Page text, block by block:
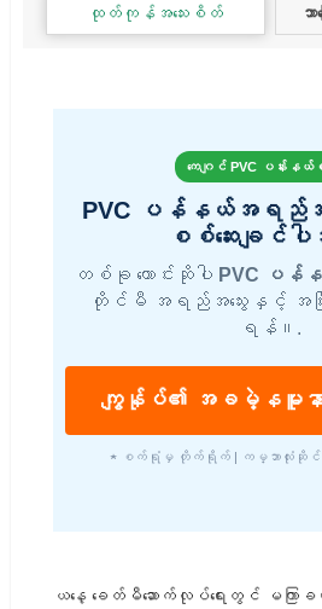
ထုတ်ကုန်အသေးစိတ်
ဘ
ကေဂျင် PVC ပန်းန
PVC ပန်နယ်အရည်
စစ်ဆေးချင်ပါ
တစ်ခု တောင်းဆိုပါ PVC ပန်
တိုင်မီ အရည်အသွေးနှင့် အပြီ
ရန်။.
ကျွန်ုပ်၏ အခမဲ့နမူနာမ
★ စက်ရုံမှ တိုက်ရိုက် | ကမ္ဘာလုံးဆိုင်ရ
ယနေ့ ခေတ်မီဆောက်လုပ်ရေးတွင် မကြာခဏ